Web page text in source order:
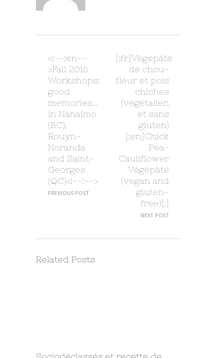
<!--:en--
>Fall 2016
Workshops:
good
memories…
in Nanaimo
(BC),
Rouyn-
Noranda
and Saint-
Georges
(QC)<!--:-->
PREVIOUS POST
[:fr]Végépâté
de chou-
fleur et pois
chiches
(végétalien
et sans
gluten)
[:en]Chick
Pea-
Cauliflower
Végépâté
(vegan and
gluten-
free)[:]
NEXT POST
Related Posts